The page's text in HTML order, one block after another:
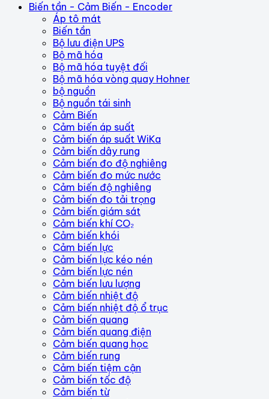
Biến tần - Cảm Biến - Encoder
Áp tô mát
Biến tần
Bộ lưu điện UPS
Bộ mã hóa
Bộ mã hóa tuyệt đối
Bộ mã hóa vòng quay Hohner
bộ nguồn
Bộ nguồn tái sinh
Cảm Biến
Cảm biến áp suất
Cảm biến áp suất WiKa
Cảm biến dây rung
Cảm biến đo độ nghiêng
Cảm biến đo mức nước
Cảm biến độ nghiêng
Cảm biến đo tải trọng
Cảm biến giám sát
Cảm biến khí CO₂
Cảm biến khói
Cảm biến lực
Cảm biến lực kéo nén
Cảm biến lực nén
Cảm biến lưu lượng
Cảm biến nhiệt độ
Cảm biến nhiệt độ ổ trục
Cảm biến quang
Cảm biến quang điện
Cảm biến quang học
Cảm biến rung
Cảm biến tiệm cận
Cảm biến tốc độ
Cảm biến từ